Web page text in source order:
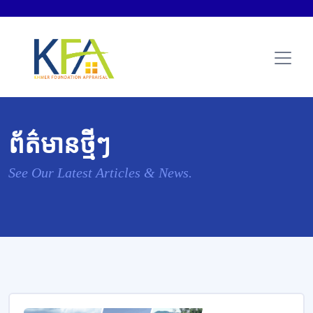
ព័ត៌មានថ្មីៗ
See Our Latest Articles & News.